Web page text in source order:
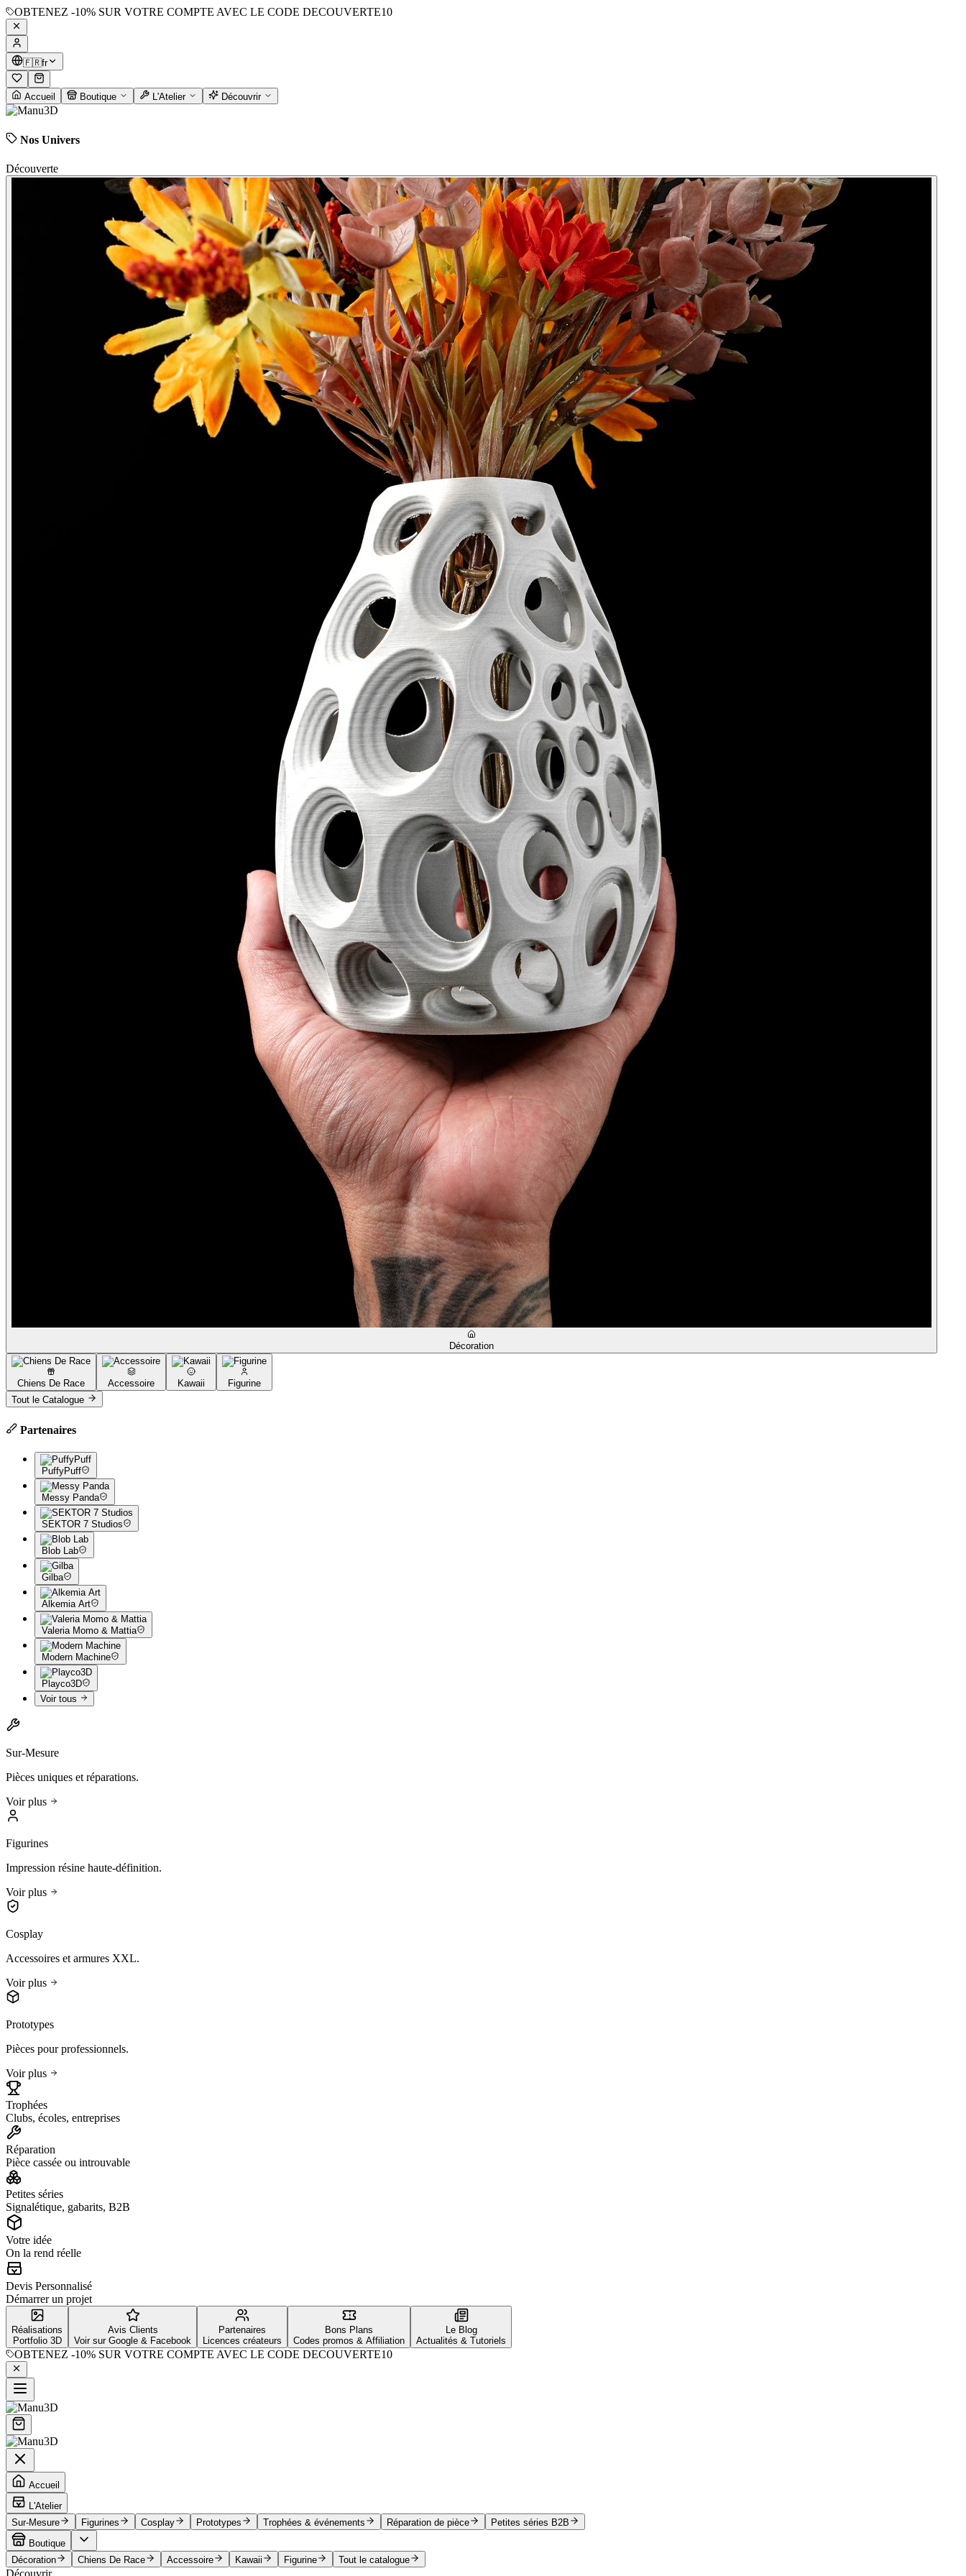
OBTENEZ -10% SUR VOTRE COMPTE AVEC LE CODE DECOUVERTE10
🇫🇷fr
Accueil Boutique L'Atelier Découvrir
Nos Univers
Découverte
Décoration
Chiens De Race Accessoire Kawaii
Figurine
Tout le Catalogue
Partenaires
PuffyPuff
Messy Panda
SEKTOR 7 Studios
Blob Lab
Gilba
Alkemia Art
Valeria Momo & Mattia
Modern Machine
Playco3D
Voir tous
Sur-Mesure
Pièces uniques et réparations.
Voir plus
Figurines
Impression résine haute-définition.
Voir plus
Cosplay
Accessoires et armures XXL.
Voir plus
Prototypes
Pièces pour professionnels.
Voir plus
Trophées
Clubs, écoles, entreprises
Réparation
Pièce cassée ou introuvable
Petites séries
Signalétique, gabarits, B2B
Votre idée
On la rend réelle
Devis Personnalisé
Démarrer un projet
Réalisations
Portfolio 3D
Avis Clients
Voir sur Google & Facebook
Partenaires
Licences créateurs
Bons Plans
Codes promos & Affiliation
Le Blog
Actualités & Tutoriels
OBTENEZ -10% SUR VOTRE COMPTE AVEC LE CODE DECOUVERTE10
Accueil
L'Atelier
Sur-Mesure
Figurines Cosplay Prototypes Trophées & événements Réparation de pièce
Petites séries B2B
Boutique
Décoration
Chiens De Race Accessoire Kawaii Figurine Tout le catalogue
Découvrir